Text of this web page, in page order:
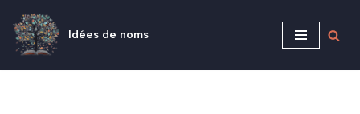
Aller
Idées de noms